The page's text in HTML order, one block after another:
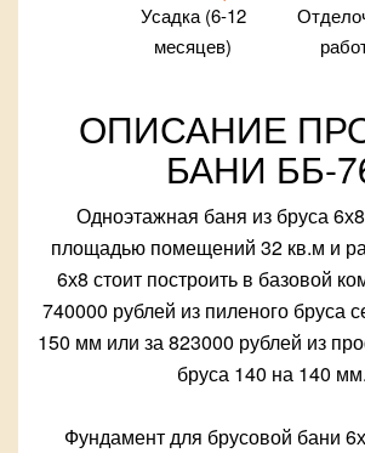
Усадка (6-12
месяцев)
ОПИСАНИЕ
БАНИ ББ-
Одноэтажная баня из бруса
площадью помещений 32 кв.м и
6х8 стоит построить в базовой
740000 рублей из пиленого бруса
150 мм или за 823000 рублей из
бруса 140 на 140 мм.
Фундамент для брусовой бани